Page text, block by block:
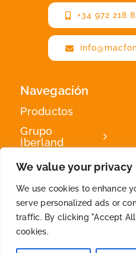
We value your privacy
We use cookies to enhance
serve personalized ads or
traffic. By clicking "Accept
cookies.
+34 972 218
Navegación
Productos
Grupo
Iberland
Iberland
Green
Contacto
2026 © By